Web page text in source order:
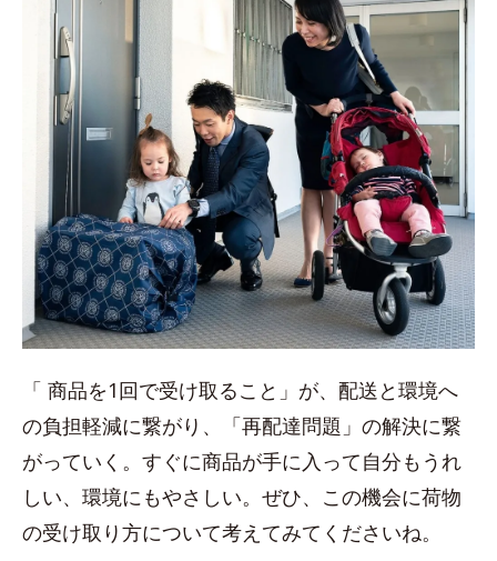
「 商品を1回で受け取ること」が、配送と環境へ
の負担軽減に繋がり、「再配達問題」の解決に繋
がっていく。すぐに商品が手に入って自分もうれ
しい、環境にもやさしい。ぜひ、この機会に荷物
の受け取り方について考えてみてくださいね。